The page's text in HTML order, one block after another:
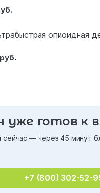
опиоидная
уже готов к
сейчас — через 45 минут
+7 (800) 302-52-